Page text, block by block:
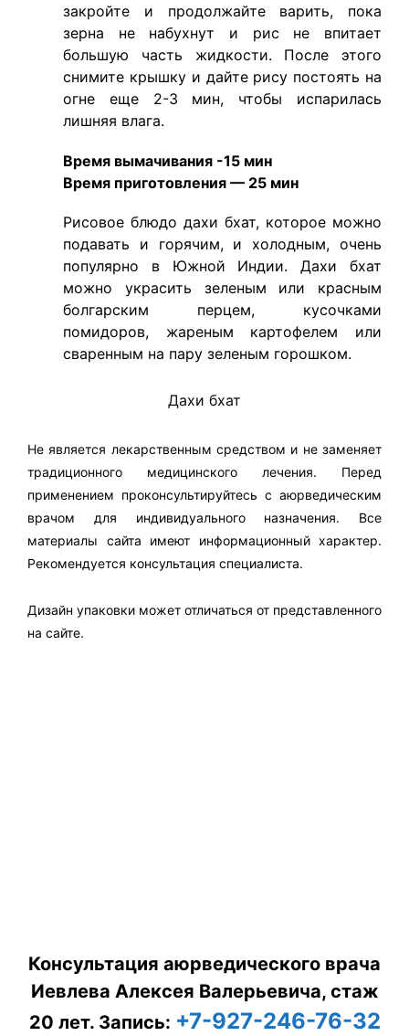
закройте и продолжайте варить, пока
зерна не набухнут и рис не впитает
большую часть жидкости. После этого
снимите крышку и дайте рису постоять на
огне еще 2-3 мин, чтобы испарилась
лишняя влага.
Время вымачивания -15 мин
Время приготовления — 25 мин
Рисовое блюдо дахи бхат, которое можно
подавать и горячим, и холодным, очень
популярно в Южной Индии. Дахи бхат
можно украсить зеленым или красным
болгарским перцем, кусочками
помидоров, жареным картофелем или
сваренным на пару зеленым горошком.
​Дахи бхат
Не является лекарственным средством и не заменяет
традиционного медицинского лечения. Перед
применением проконсультируйтесь с аюрведическим
врачом для индивидуального назначения. Все
материалы сайта имеют информационный характер.
Рекомендуется консультация специалиста.
Дизайн упаковки может отличаться от представленного
на сайте.
Консультация аюрведического врача
Иевлева Алексея Валерьевича, стаж
20 лет. Запись: +7-927-246-76-32